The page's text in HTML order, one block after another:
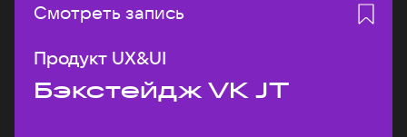
Смотреть запись
Продукт UX&UI
Бэкстейдж VK JT